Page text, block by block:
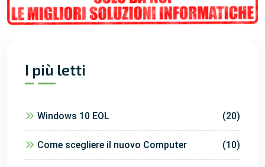
I più letti
Windows 10 EOL (20)
Come scegliere il nuovo Computer (10)